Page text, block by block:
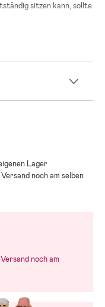
sitzen kann, sollte
2024 beim
Lager
noch am selben
noch am